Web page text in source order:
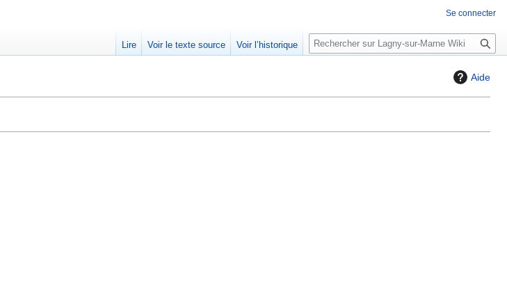
Aide
Se connecter
Lire Voir le texte source Voir l’historique
R
e
e
c